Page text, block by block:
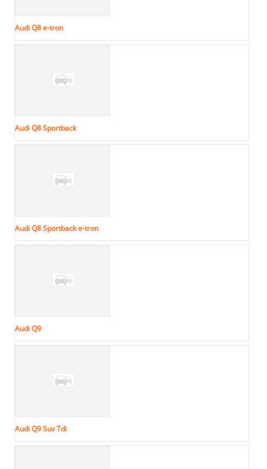
Audi Q8 e-tron
Audi Q8 Sportback
Audi Q8 Sportback e-tron
Audi Q9
Audi Q9 Suv Tdi